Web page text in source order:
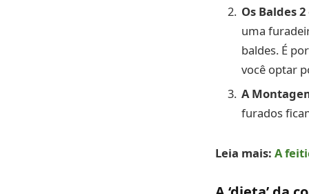
Os Baldes
uma
baldes. É
você optar
A
furados
Leia mais: A